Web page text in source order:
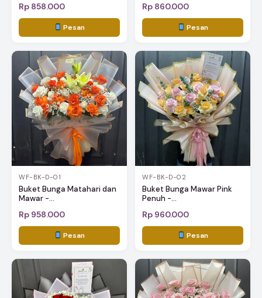
Rp 858.000
Pesan
Rp 860.000
Pesan
WF-BK-D-01
Buket Bunga Matahari dan
Mawar -...
Rp 958.000
Pesan
WF-BK-D-02
Buket Bunga Mawar Pink
Penuh -...
Rp 960.000
Pesan